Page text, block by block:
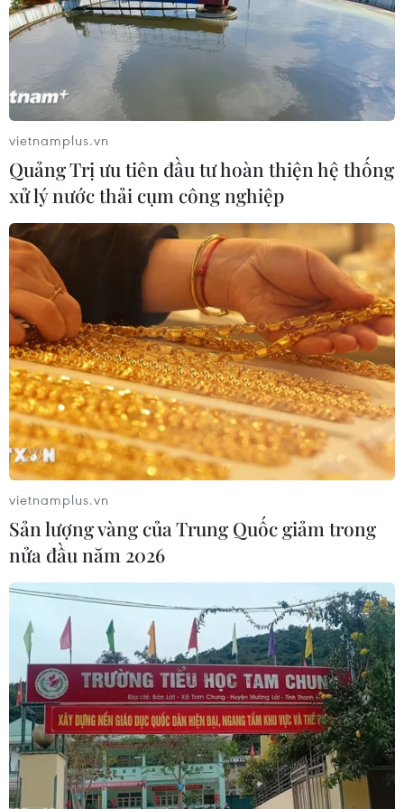
Lạc quan về dịch COVID-19, chứng khoán
Mỹ tăng điểm hai tuần liên tiếp
18/04/2020 13:46
Yếu tố hỗ trợ thị trường là thông tin về kết quả hứa hẹn
của một loại thuốc được sử dụng để điều trị bệnh nhân
COVID-19 và Mỹ có kế hoạch mở cửa trở lại nền kinh tế.
Giá vàng châu Á giảm trong phiên đầu
tuần, đồng USD ổn định
vietnamplus.vn
Quảng Trị ưu tiên đầu tư hoàn thiện hệ thống
xử lý nước thải cụm công nghiệp
vietnamplus.vn
Sản lượng vàng của Trung Quốc giảm trong
nửa đầu năm 2026